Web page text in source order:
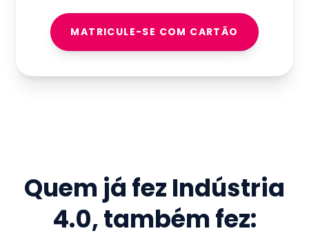
MATRICULE-SE COM CARTÃO
Quem já fez Indústria
4.0, também fez: